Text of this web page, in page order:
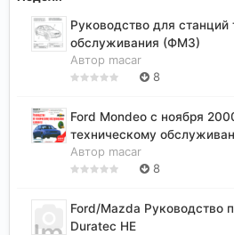
Руководство для станций
обслуживания (ФМ3)
Автор macar
8
Ford Mondeo с ноября
техническому
Автор macar
8
Ford/Mazda Руководство
Duratec HE